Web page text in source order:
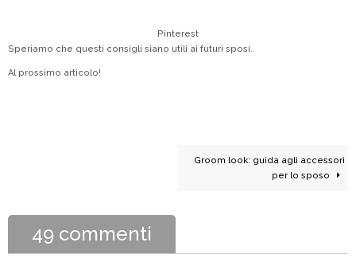
Pinterest
Speriamo che questi consigli siano utili ai futuri sposi.
Al prossimo articolo!
Groom look: guida agli accessori
per lo sposo
49 commenti